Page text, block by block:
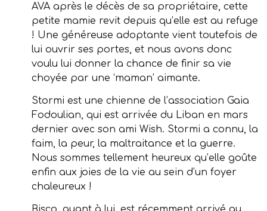
AVA après le décès de sa propriétaire, cette
petite mamie revit depuis qu’elle est au refuge
! Une généreuse adoptante vient toutefois de
lui ouvrir ses portes, et nous avons donc
voulu lui donner la chance de finir sa vie
choyée par une ‘maman’ aimante.
Stormi est une chienne de l’association Gaia
Fodoulian, qui est arrivée du Liban en mars
dernier avec son ami Wish. Stormi a connu, la
faim, la peur, la maltraitance et la guerre.
Nous sommes tellement heureux qu’elle goûte
enfin aux joies de la vie au sein d’un foyer
chaleureux !